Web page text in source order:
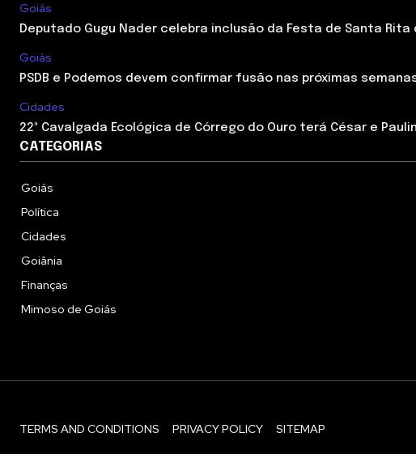
Goiás
Deputado Gugu Nader celebra inclusão da Festa de Santa
Goiás
PSDB e Podemos devem confirmar fusão nas próximas
Cidades
22ª Cavalgada Ecológica de Córrego do Ouro terá César e
CATEGORIAS
Goiás
Política
Cidades
Goiânia
Finanças
Mimoso de Goiás
TERMS AND CONDITIONS PRIVACY POLICY SITEMAP